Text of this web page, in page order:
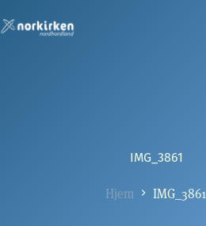
til
innholdet
IMG_3861
Hjem IMG_3861